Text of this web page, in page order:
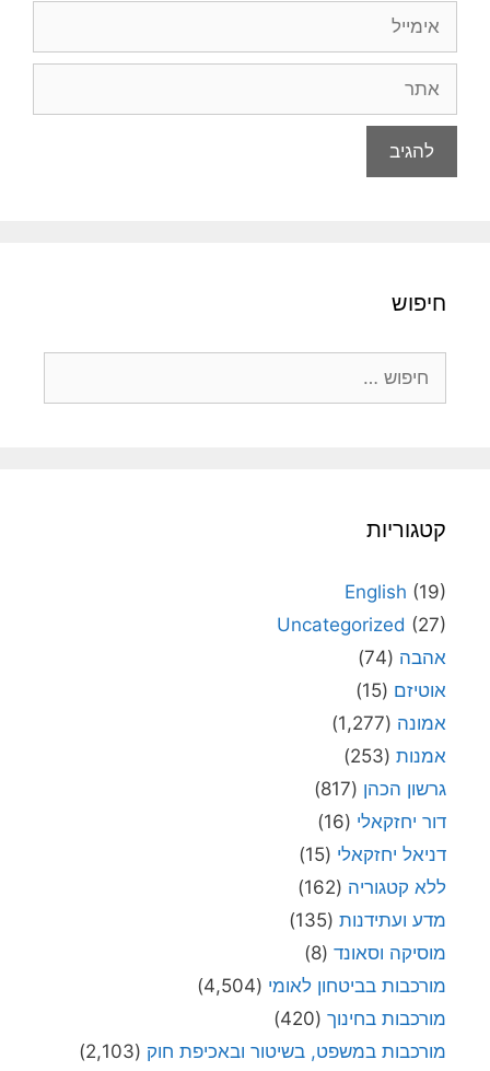
חיפוש
קטגוריות
English (19)
Uncategorized (27)
אהבה (74)
אוטיזם (15)
אמונה (1,277)
אמנות (253)
גרשון הכהן (817)
דור יחזקאלי (16)
דניאל יחזקאלי (15)
ללא קטגוריה (162)
מדע ועתידנות (135)
מוסיקה וסאונד (8)
מורכבות בביטחון לאומי (4,504)
מורכבות בחינוך (420)
מורכבות במשפט, בשיטור ובאכיפת חוק (2,103)